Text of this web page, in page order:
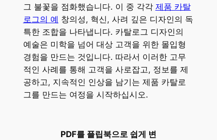
그 불꽃을 점화했습니다. 이 중 각각 제품 카탈
로그의 예 창의성, 혁신, 사려 깊은 디자인의 독
특한 조합을 나타냅니다. 카탈로그 디자인의
예술은 미학을 넘어 대상 고객을 위한 몰입형
경험을 만드는 것입니다. 따라서 이러한 고무
적인 사례를 통해 고객을 사로잡고, 정보를 제
공하고, 지속적인 인상을 남기는 제품 카탈로
그를 만드는 여정을 시작하십시오.
PDF를 플립북으로 쉽게 변